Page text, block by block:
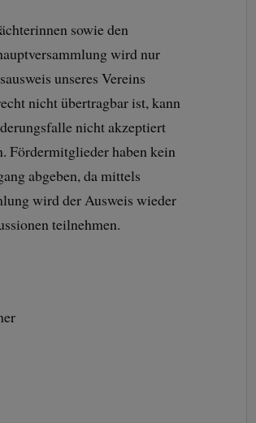
sowie den
wird nur
unseres Vereins
nicht übertragbar ist, kann
nicht akzeptiert
Fördermitglieder haben kein
abgeben, da mittels
wird der Ausweis wieder
teilnehmen.